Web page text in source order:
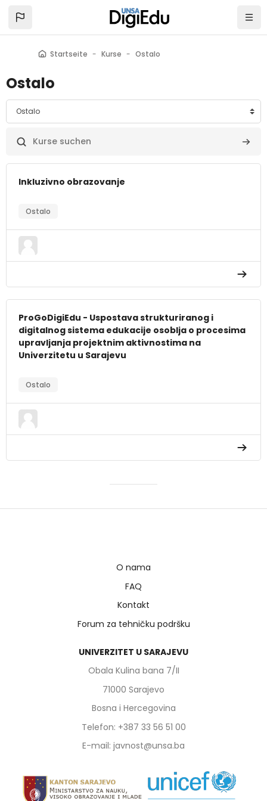
Startseite Kurse Ostalo
Ostalo
Kurse suchen
Inkluzivno obrazovanje
Ostalo
ProGoDigiEdu - Uspostava strukturiranog i
digitalnog sistema edukacije osoblja o procesima
upravljanja projektnim aktivnostima na
Univerzitetu u Sarajevu
Ostalo
O nama
FAQ
Kontakt
Forum za tehničku podršku
UNIVERZITET U SARAJEVU
Obala Kulina bana 7/II
71000 Sarajevo
Bosna i Hercegovina
Telefon: +387 33 56 51 00
E-mail: javnost@unsa.ba